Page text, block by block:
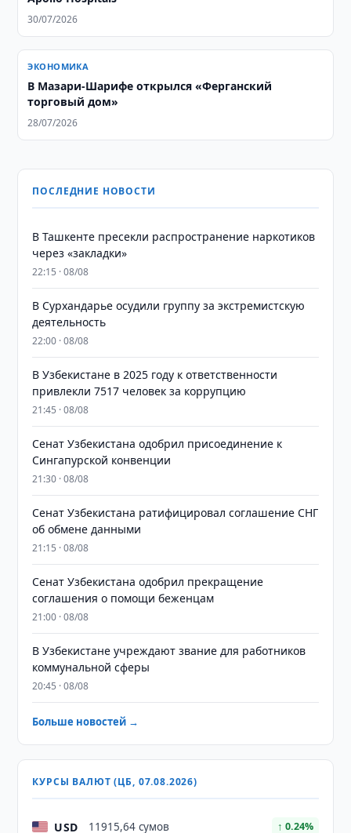
30/07/2026
ЭКОНОМИКА
В Мазари-Шарифе открылся «Ферганский
торговый дом»
28/07/2026
ПОСЛЕДНИЕ НОВОСТИ
В Ташкенте пресекли распространение наркотиков
через «закладки»
22:15 · 08/08
В Сурхандарье осудили группу за экстремистскую
деятельность
22:00 · 08/08
В Узбекистане в 2025 году к ответственности
привлекли 7517 человек за коррупцию
21:45 · 08/08
Сенат Узбекистана одобрил присоединение к
Сингапурской конвенции
21:30 · 08/08
Сенат Узбекистана ратифицировал соглашение СНГ
об обмене данными
21:15 · 08/08
Сенат Узбекистана одобрил прекращение
соглашения о помощи беженцам
21:00 · 08/08
В Узбекистане учреждают звание для работников
коммунальной сферы
20:45 · 08/08
Больше новостей →
КУРСЫ ВАЛЮТ (ЦБ, 07.08.2026)
USD 11915,64 сумов ↑ 0.24%